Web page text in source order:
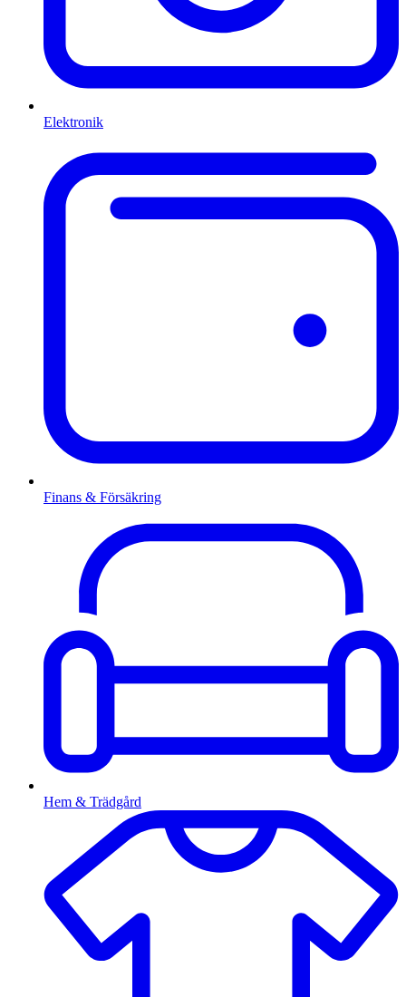
Elektronik
Finans & Försäkring
Hem & Trädgård